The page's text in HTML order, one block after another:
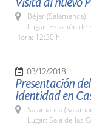
Béjar (Salamanca)
Lugar: Estación de
Hora: 12:30 h.
03/12/2018
Presentación
Identidad en
Salamanca
Lugar: Sala de las